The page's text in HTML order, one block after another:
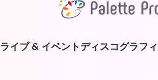
ライブ & イベントディスコグラフィ